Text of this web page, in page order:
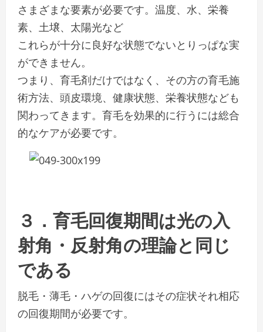
さまざまな要素が必要です。温度、水、栄養
素、土壌、太陽光など
これらが十分に良好な状態でないとりっぱな実
ができません。
つまり、育毛剤だけではなく、その方の育毛施
術方法、頭皮環境、健康状態、栄養状態なども
関わってきます。育毛を効果的に行うには総合
的なケアが必要です。
３．育毛回復期間は光の入
射角・反射角の理論と同じ
である
脱毛・薄毛・ハゲの回復にはその症状それ相応
の回復期間が必要です。